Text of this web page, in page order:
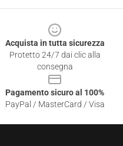
Acquista in tutta sicurezza
Protetto 24/7 dai clic alla
consegna
Pagamento sicuro al 100%
PayPal / MasterCard / Visa